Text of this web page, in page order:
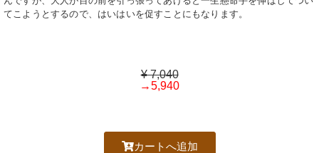
てこようとするので、はいはいを促すことにもなります。
¥ 7,040
→5,940
カートへ追加